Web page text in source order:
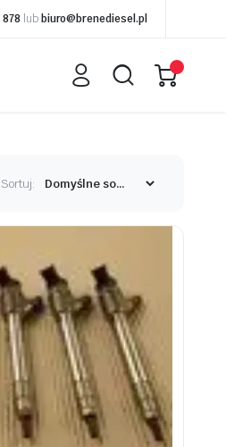
lub biuro@brenediesel.pl
Sortuj: